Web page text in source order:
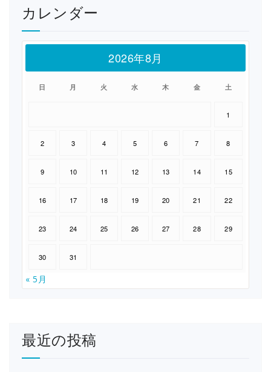
カレンダー
2026年8月
日 月 火 水 木 金 土
1
2 3 4 5 6 7 8
9 10 11 12 13 14 15
16 17 18 19 20 21 22
23 24 25 26 27 28 29
30 31
« 5月
最近の投稿